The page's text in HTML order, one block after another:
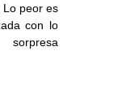
Lo peor es
con lo